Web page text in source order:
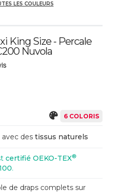
LES COULEURS
King Size - Percale
Nuvola
6 COLORIS
avec des tissus naturels
certifié OEKO-TEX®
.
de draps complets sur